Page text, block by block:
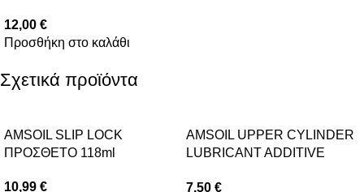
12,00 €
Προσθήκη στο καλάθι
Σχετικά προϊόντα
AMSOIL SLIP LOCK
ΠΡΟΣΘΕΤΟ 118ml
10,99 €
AMSOIL UPPER CYLINDER
LUBRICANT ADDITIVE
7,50 €